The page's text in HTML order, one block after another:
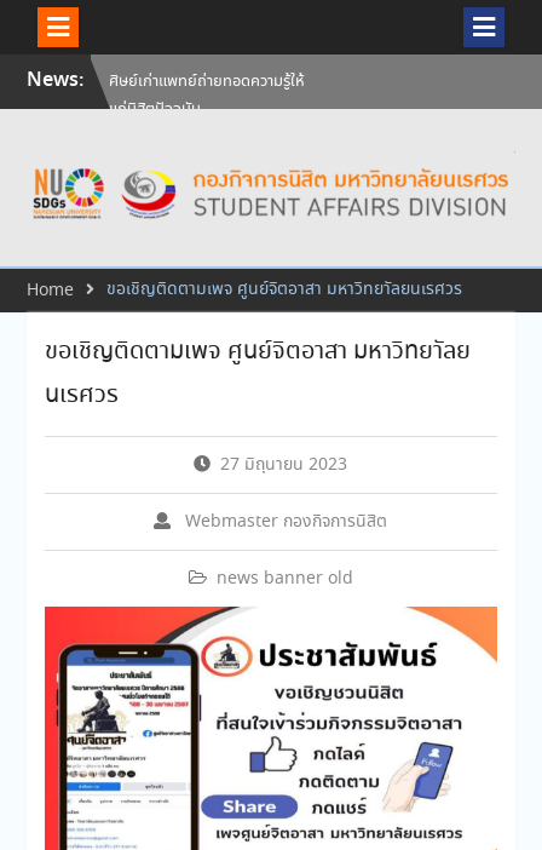
SkipNews:
ศิษย์เก่าแพทย์ถ่ายทอดความรู้ให้
แก่นิสิตปัจจุบัน
นเรศวร ครบรอบ 36 ปี 29
กรกฎาคม 2569
สัมภาษณ์นิสิตเพื่อพิจารณาเข้ารับ
ประจำปีการศึกษา 256
Home ขอเชิญติดตามเพจ ศูนย์จิตอาสา มหาวิทยาัลยนเรศวร
ขอเชิญติดตามเพจ ศูนย์จิตอาสา มหาวิทยาัลย
นเรศวร
27 มิถุนายน 2023
Webmaster กองกิจการนิสิต
news banner old